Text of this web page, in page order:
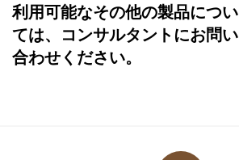
利用可能なその他の製品につい
ては、コンサルタントにお問い
合わせください。